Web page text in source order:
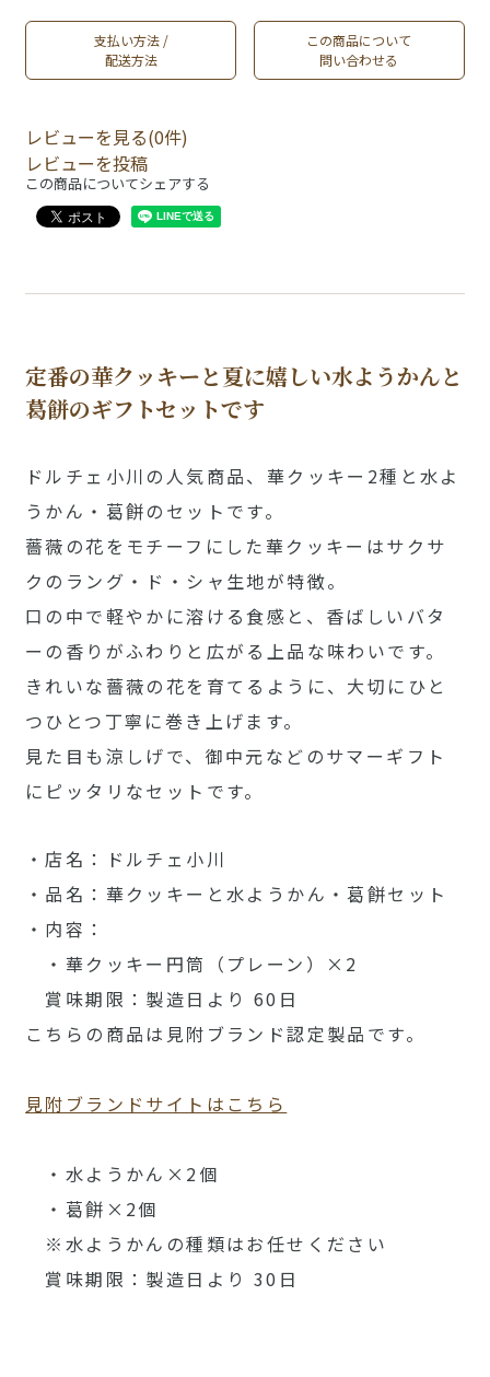
支払い方法 /
配送方法
この商品について
問い合わせる
レビューを見る(0件)
レビューを投稿
この商品についてシェアする
定番の華クッキーと夏に嬉しい水ようかんと
葛餅のギフトセットです
ドルチェ小川の人気商品、華クッキー2種と水よ
うかん・葛餅のセットです。
薔薇の花をモチーフにした華クッキーはサクサ
クのラング・ド・シャ生地が特徴。
口の中で軽やかに溶ける食感と、香ばしいバタ
ーの香りがふわりと広がる上品な味わいです。
きれいな薔薇の花を育てるように、大切にひと
つひとつ丁寧に巻き上げます。
見た目も涼しげで、御中元などのサマーギフト
にピッタリなセットです。
・店名：ドルチェ小川
・品名：華クッキーと水ようかん・葛餅セット
・内容：
・華クッキー円筒（プレーン）×2
賞味期限：製造日より 60日
こちらの商品は見附ブランド認定製品です。
見附ブランドサイトはこちら
・水ようかん×2個
・葛餅×2個
※水ようかんの種類はお任せください
賞味期限：製造日より 30日